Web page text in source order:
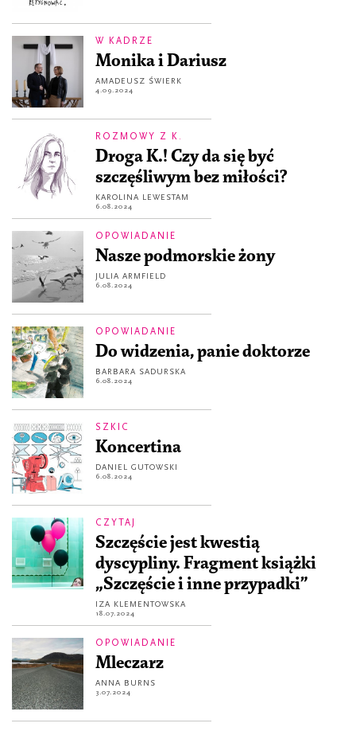
W KADRZE
Monika i Dariusz
AMADEUSZ ŚWIERK
4.09.2024
ROZMOWY Z K.
Droga K.! Czy da się być
szczęśliwym bez miłości?
KAROLINA LEWESTAM
6.08.2024
OPOWIADANIE
Nasze podmorskie żony
JULIA ARMFIELD
6.08.2024
OPOWIADANIE
Do widzenia, panie doktorze
BARBARA SADURSKA
6.08.2024
SZKIC
Koncertina
DANIEL GUTOWSKI
6.08.2024
CZYTAJ
Szczęście jest kwestią
dyscypliny. Fragment książki
„Szczęście i inne przypadki”
IZA KLEMENTOWSKA
18.07.2024
OPOWIADANIE
Mleczarz
ANNA BURNS
3.07.2024